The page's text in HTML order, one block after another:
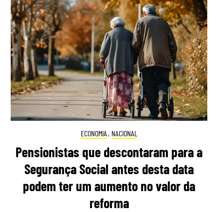
ECONOMIA , NACIONAL
Pensionistas que descontaram para a
Segurança Social antes desta data
podem ter um aumento no valor da
reforma